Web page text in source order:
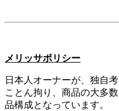
メリッサポリシー
日本人オーナーが、独自
ことん拘り、商品の大多
品構成となっています。